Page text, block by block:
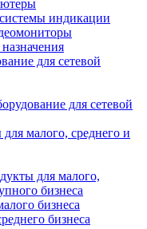
индикации
для сетевой
для сетевой
малого, среднего и
для малого,
бизнеса
бизнеса
бизнеса